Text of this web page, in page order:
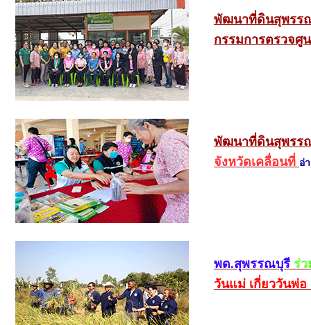
พัฒนาที่ดินสุพรร
กรรมการตรวจศู
พัฒนาที่ดินสุพรร
จังหวัดเคลื่อนที่ อ่
พด.สุพรรณบุรี ร่
วันแม่ เกี่ยววันพ่อ